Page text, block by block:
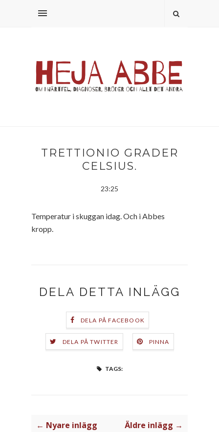
TRETTIONIO GRADER
CELSIUS.
23:25
Temperatur i skuggan idag. Och i Abbes
kropp.
DELA DETTA INLÄGG
DELA PÅ FACEBOOK
DELA PÅ TWITTER PINNA
TAGS:
← Nyare inlägg Äldre inlägg →